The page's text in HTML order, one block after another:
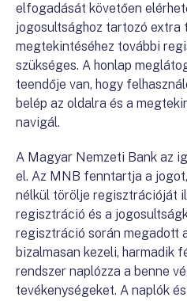
elfogadását követően
jogosultsághoz tartozó extra
megtekintéséhez további
szükséges. A honlap
teendője van, hogy
belép az oldalra és a
navigál.
A Magyar Nemzeti Bank az
el. Az MNB fenntartja a
nélkül törölje regisztrációját
regisztráció és a
regisztráció során megadott
bizalmasan kezeli, harmadik
rendszer naplózza a benne
tevékenységeket. A naplók